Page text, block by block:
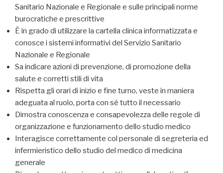
Sanitario Nazionale e Regionale e sulle principali norme
burocratiche e prescrittive
È in grado di utilizzare la cartella clinica informatizzata e
conosce i sistemi informativi del Servizio Sanitario
Nazionale e Regionale
Sa indicare azioni di prevenzione, di promozione della
salute e corretti stili di vita
Rispetta gli orari di inizio e fine turno, veste in maniera
adeguata al ruolo, porta con sé tutto il necessario
Dimostra conoscenza e consapevolezza delle regole di
organizzazione e funzionamento dello studio medico
Interagisce correttamente col personale di segreteria ed
infermieristico dello studio del medico di medicina
generale